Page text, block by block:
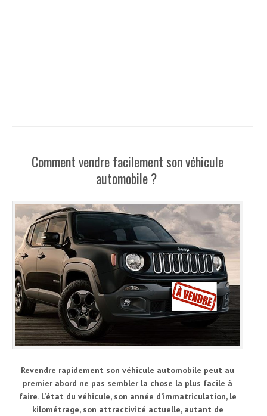
Comment vendre facilement son véhicule
automobile ?
Revendre rapidement son véhicule automobile peut au
premier abord ne pas sembler la chose la plus facile à
faire. L’état du véhicule, son année d’immatriculation, le
kilométrage, son attractivité actuelle, autant de